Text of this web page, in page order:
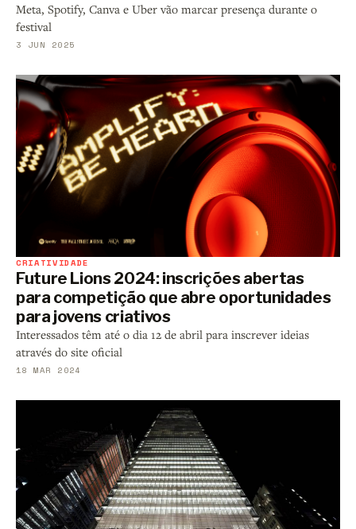
Meta, Spotify, Canva e Uber vão marcar presença durante o
festival
3 JUN 2025
CRIATIVIDADE
Future Lions 2024: inscrições abertas
para competição que abre oportunidades
para jovens criativos
Interessados têm até o dia 12 de abril para inscrever ideias
através do site oficial
18 MAR 2024